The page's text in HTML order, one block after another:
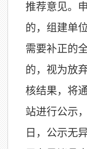
推荐意见。
的，组建单
需要补正的
的，视为放
核结果，将
站进行公示，
日 ， 公示无